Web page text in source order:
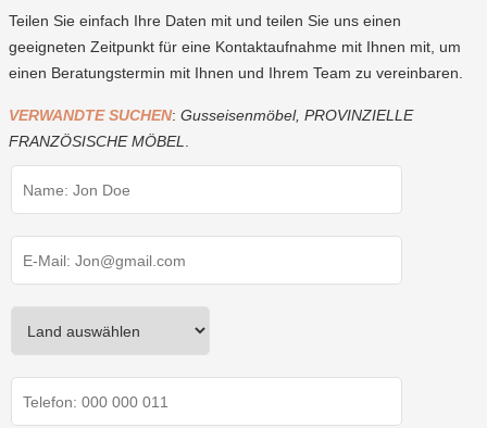
Teilen Sie einfach Ihre Daten mit und teilen Sie uns einen
geeigneten Zeitpunkt für eine Kontaktaufnahme mit Ihnen mit, um
einen Beratungstermin mit Ihnen und Ihrem Team zu vereinbaren.
VERWANDTE SUCHEN: Gusseisenmöbel, PROVINZIELLE
FRANZÖSISCHE MÖBEL